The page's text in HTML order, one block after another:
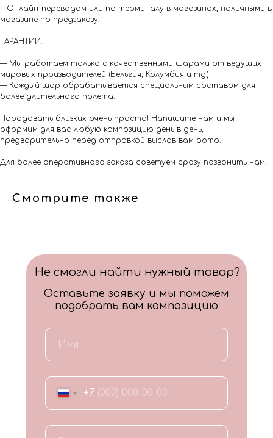
—Онлайн-переводом или по терминалу в магазинах, наличными в
магазине по предзаказу.
ГАРАНТИИ:
— Мы работаем только с качественными шарами от ведущих
мировых производителей (Бельгия, Колумбия и тд.)
— Каждый шар обрабатывается специальным составом для
более длительного полёта.
Порадовать близких очень просто! Напишите нам и мы
оформим для вас любую композицию день в день,
предварительно перед отправкой выслав вам фото.
Для более оперативного заказа советуем сразу позвонить нам.
Смотрите также
+7
Не смогли найти нужный товар?
Оставьте заявку и мы поможем
подобрать вам композицию